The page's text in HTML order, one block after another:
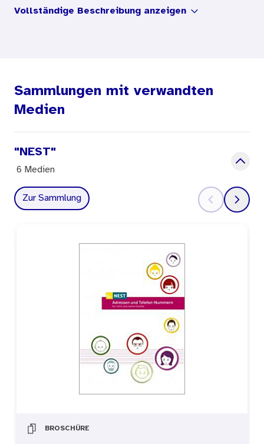
Miniatur-Abbildungen erleichtern die
Vollständige Beschreibung anzeigen
Sammlungen mit verwandten
Medien
"NEST"
6 Medien
Zur Sammlung
BROSCHÜRE